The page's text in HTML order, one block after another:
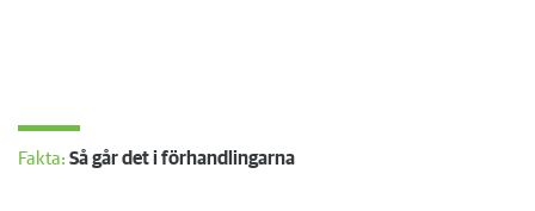
Fakta: Så går det i förhandlingarna